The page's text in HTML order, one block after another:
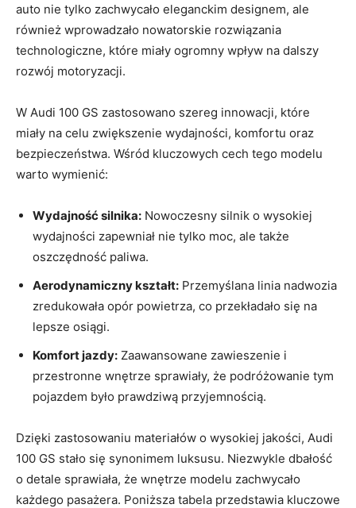
auto nie tylko zachwycało eleganckim designem, ale
również wprowadzało nowatorskie rozwiązania
technologiczne, które miały ogromny wpływ na dalszy
rozwój motoryzacji.
W Audi 100 GS zastosowano szereg innowacji, które
miały na celu zwiększenie wydajności, komfortu oraz
bezpieczeństwa. Wśród kluczowych cech tego modelu
warto wymienić:
Wydajność silnika: Nowoczesny silnik o wysokiej
wydajności zapewniał nie tylko moc, ale także
oszczędność paliwa.
Aerodynamiczny kształt: Przemyślana linia nadwozia
zredukowała opór powietrza, co przekładało się na
lepsze osiągi.
Komfort jazdy: Zaawansowane zawieszenie i
przestronne wnętrze sprawiały, że podróżowanie tym
pojazdem było prawdziwą przyjemnością.
Dzięki zastosowaniu materiałów o wysokiej jakości, Audi
100 GS stało się synonimem luksusu. Niezwykle dbałość
o detale sprawiała, że wnętrze modelu zachwycało
każdego pasażera. Poniższa tabela przedstawia kluczowe